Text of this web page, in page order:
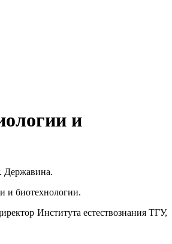
и
Державина.
и биотехнологии.
Института естествознания ТГУ,